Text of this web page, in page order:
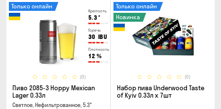
Крепость
5.3°
Горечь
30 IBU
Плотность
12 %
(0)
Только онлайн
Пиво 2085-3 Hoppy Mexican
Lager 0.33л
Светлое, Нефильтрованное, 5.3°
(0)
Только онлайн
Новинка
Набор пива Underwood Taste
of Kyiv 0.33л x 7шт